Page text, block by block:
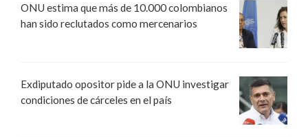
ONU estima que más de 10.000 colombianos
han sido reclutados como mercenarios
Exdiputado opositor pide a la ONU investigar
condiciones de cárceles en el país